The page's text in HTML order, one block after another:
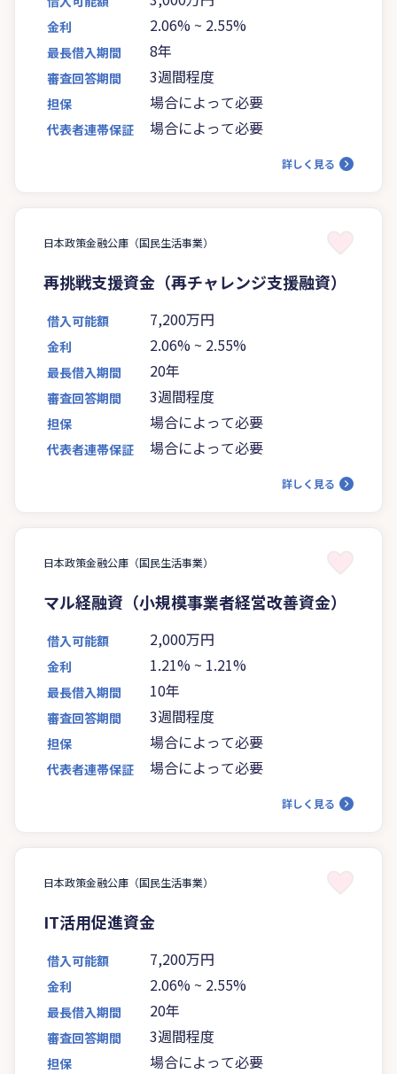
金利 2.06% ~ 2.55%
最長借入期間 8年
審査回答期間 3週間程度
担保 場合によって必要
代表者連帯保証 場合によって必要
詳しく見る
日本政策金融公庫（国民生活事業）
再挑戦支援資金（再チャレンジ支援融資）
借入可能額 7,200万円
金利 2.06% ~ 2.55%
最長借入期間 20年
審査回答期間 3週間程度
担保 場合によって必要
代表者連帯保証 場合によって必要
詳しく見る
日本政策金融公庫（国民生活事業）
マル経融資（小規模事業者経営改善資金）
借入可能額 2,000万円
金利 1.21% ~ 1.21%
最長借入期間 10年
審査回答期間 3週間程度
担保 場合によって必要
代表者連帯保証 場合によって必要
詳しく見る
日本政策金融公庫（国民生活事業）
IT活用促進資金
借入可能額 7,200万円
金利 2.06% ~ 2.55%
最長借入期間 20年
審査回答期間 3週間程度
担保 場合によって必要